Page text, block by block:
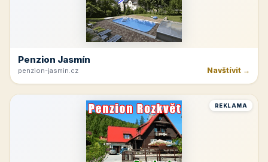
Penzion Jasmín
penzion-jasmin.cz Navštívit →
REKLAMA